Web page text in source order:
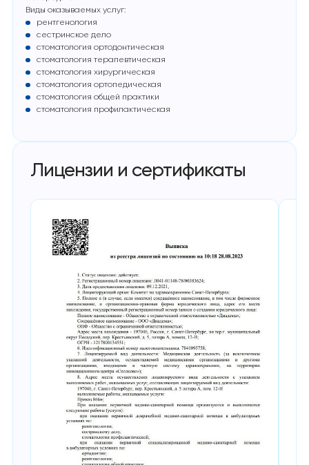
Виды оказываемых услуг:
рентгенология
сестринское дело
стоматология ортодонтическая
стоматология терапевтическая
стоматология хирургическая
стоматология ортопедическая
стоматология общей практики
стоматология профилактическая
Лицензии и сертификаты